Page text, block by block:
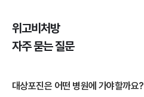
위고비처방
자주 묻는 질문
대상포진은 어떤 병원에 가야할까요?